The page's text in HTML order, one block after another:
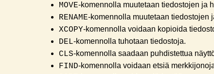
MOVE-komennolla muutetaan tiedostojen ja
RENAME-komennolla muutetaan tiedostojen
XCOPY-komennolla voidaan kopioida
DEL-komennolla tuhotaan tiedostoja.
CLS-komennolla saadaan puhdistettua
FIND-komennolla voidaan etsiä